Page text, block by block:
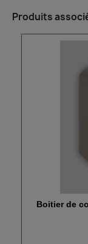
Produits
Boitier de